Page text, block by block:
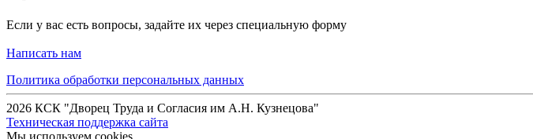
Если у вас есть вопросы, задайте их через специальную форму
Написать нам
Политика обработки персональных данных
2026 КСК "Дворец Труда и Согласия им А.Н. Кузнецова"
Техническая поддержка сайта
Мы используем cookies